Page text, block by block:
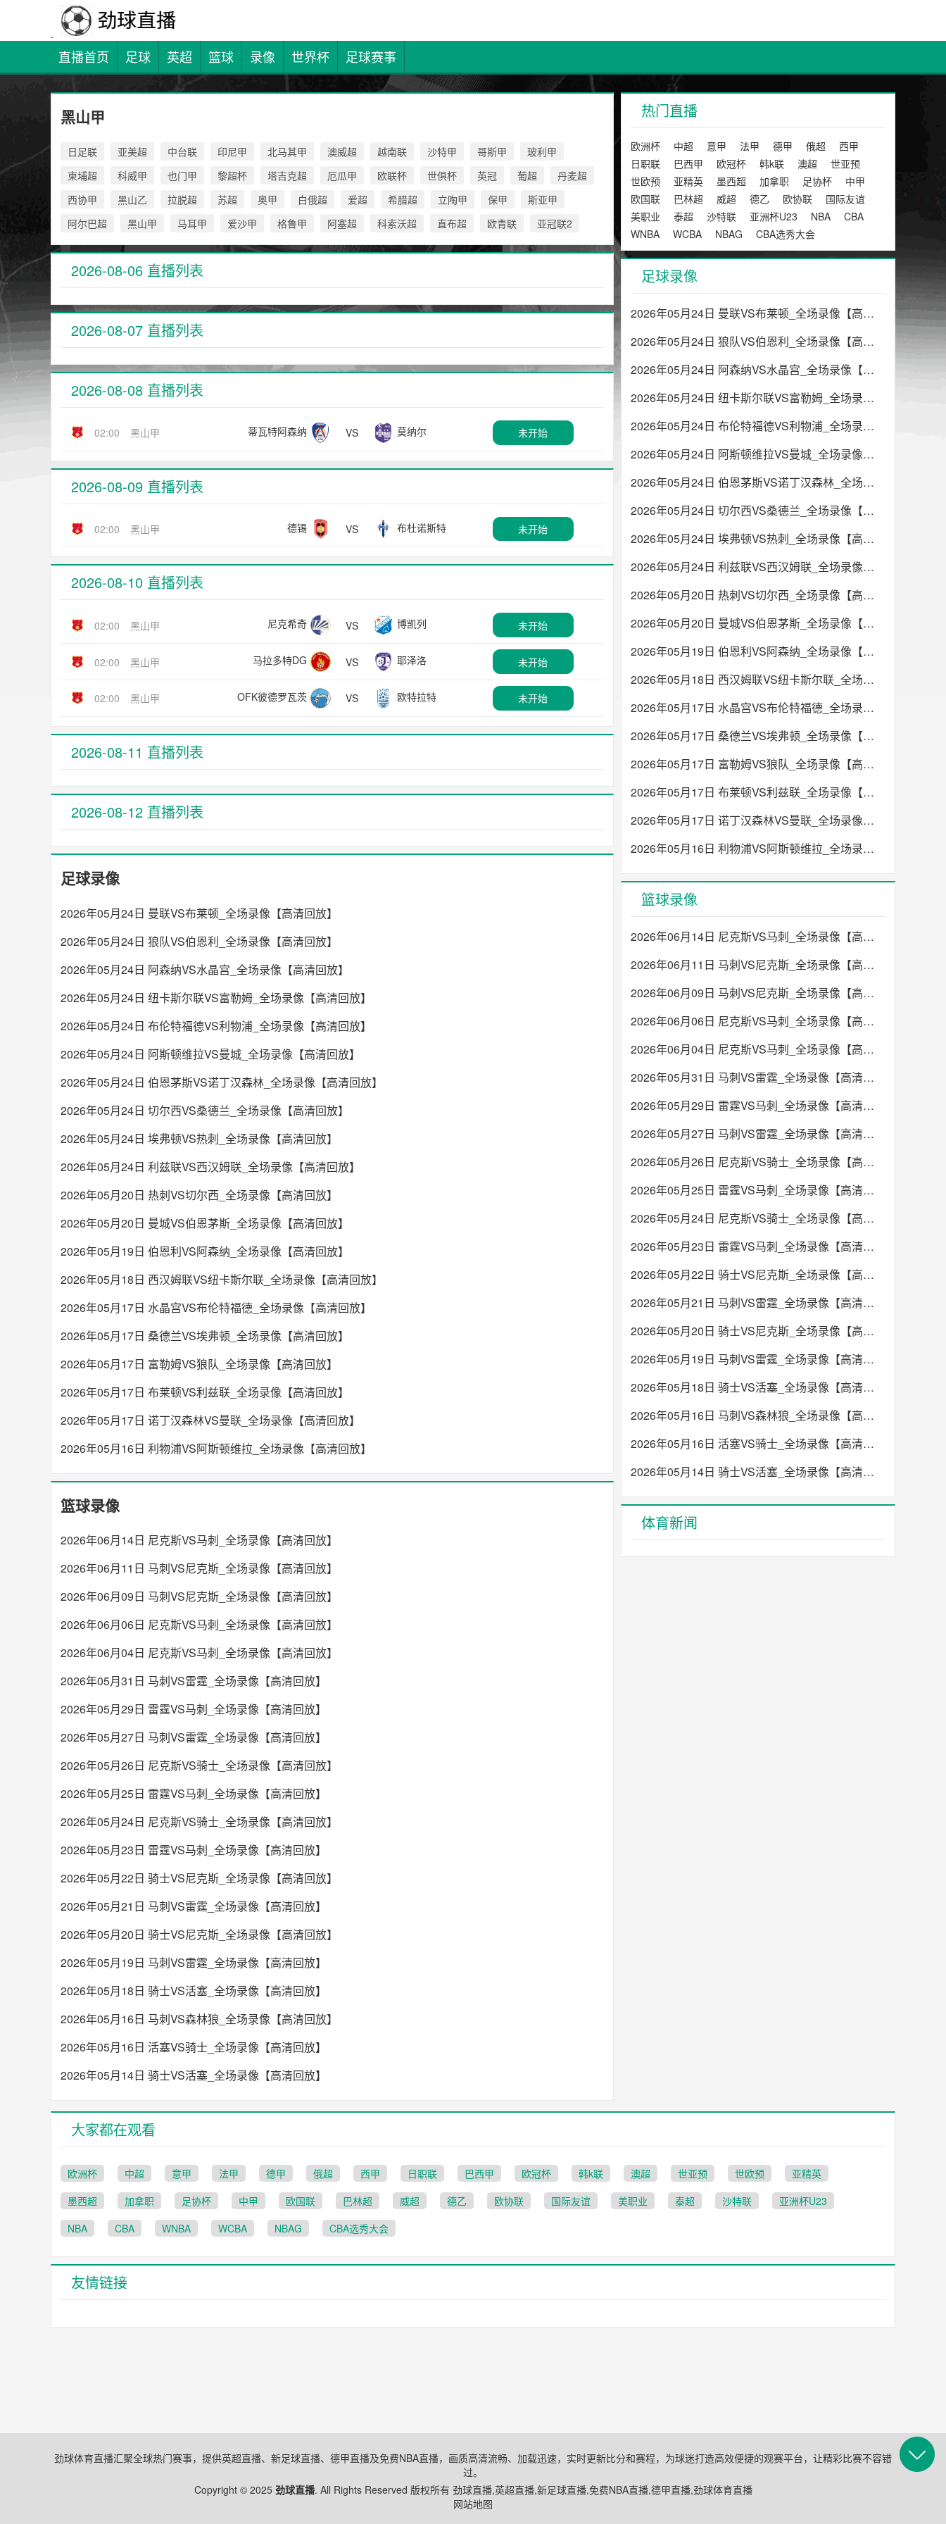
直播首页 足球 英超 篮球 录像 世界杯 足球赛事
黑山甲
日足联 亚美超 中台联 印尼甲 北马其甲 澳威超 越南联 沙特甲 哥斯甲
玻利甲
柬埔超
科威甲 也门甲 黎超杯 塔吉克超 厄瓜甲 欧联杯 世俱杯 英冠 葡超
丹麦超
西协甲
黑山乙 拉脱超 苏超 奥甲 白俄超 爱超 希腊超 立陶甲 保甲
斯亚甲
阿尔巴超
黑山甲 马耳甲 爱沙甲 格鲁甲 阿塞超 科索沃超 直布超 欧青联 亚冠联2
2026-08-06 直播列表
2026-08-07 直播列表
2026-08-08 直播列表
02:00 黑山甲 蒂瓦特阿森纳 VS 莫纳尔 未开始
2026-08-09 直播列表
02:00 黑山甲 德锡 VS 布杜诺斯特 未开始
2026-08-10 直播列表
02:00 黑山甲 尼克希奇 VS 博凯列 未开始
02:00 黑山甲 马拉多特DG VS 耶泽洛 未开始
02:00 黑山甲 OFK彼德罗瓦茨 VS 欧特拉特 未开始
2026-08-11 直播列表
2026-08-12 直播列表
足球录像
2026年05月24日 曼联VS布莱顿_全场录像【高清回放】
2026年05月24日 狼队VS伯恩利_全场录像【高清回放】
2026年05月24日 阿森纳VS水晶宫_全场录像【高清回放】
2026年05月24日 纽卡斯尔联VS富勒姆_全场录像【高清回放】
2026年05月24日 布伦特福德VS利物浦_全场录像【高清回放】
2026年05月24日 阿斯顿维拉VS曼城_全场录像【高清回放】
2026年05月24日 伯恩茅斯VS诺丁汉森林_全场录像【高清回放】
2026年05月24日 切尔西VS桑德兰_全场录像【高清回放】
2026年05月24日 埃弗顿VS热刺_全场录像【高清回放】
2026年05月24日 利兹联VS西汉姆联_全场录像【高清回放】
2026年05月20日 热刺VS切尔西_全场录像【高清回放】
2026年05月20日 曼城VS伯恩茅斯_全场录像【高清回放】
2026年05月19日 伯恩利VS阿森纳_全场录像【高清回放】
2026年05月18日 西汉姆联VS纽卡斯尔联_全场录像【高清回放】
2026年05月17日 水晶宫VS布伦特福德_全场录像【高清回放】
2026年05月17日 桑德兰VS埃弗顿_全场录像【高清回放】
2026年05月17日 富勒姆VS狼队_全场录像【高清回放】
2026年05月17日 布莱顿VS利兹联_全场录像【高清回放】
2026年05月17日 诺丁汉森林VS曼联_全场录像【高清回放】
2026年05月16日 利物浦VS阿斯顿维拉_全场录像【高清回放】
篮球录像
2026年06月14日 尼克斯VS马刺_全场录像【高清回放】
2026年06月11日 马刺VS尼克斯_全场录像【高清回放】
2026年06月09日 马刺VS尼克斯_全场录像【高清回放】
2026年06月06日 尼克斯VS马刺_全场录像【高清回放】
2026年06月04日 尼克斯VS马刺_全场录像【高清回放】
2026年05月31日 马刺VS雷霆_全场录像【高清回放】
2026年05月29日 雷霆VS马刺_全场录像【高清回放】
2026年05月27日 马刺VS雷霆_全场录像【高清回放】
2026年05月26日 尼克斯VS骑士_全场录像【高清回放】
2026年05月25日 雷霆VS马刺_全场录像【高清回放】
2026年05月24日 尼克斯VS骑士_全场录像【高清回放】
2026年05月23日 雷霆VS马刺_全场录像【高清回放】
2026年05月22日 骑士VS尼克斯_全场录像【高清回放】
2026年05月21日 马刺VS雷霆_全场录像【高清回放】
2026年05月20日 骑士VS尼克斯_全场录像【高清回放】
2026年05月19日 马刺VS雷霆_全场录像【高清回放】
2026年05月18日 骑士VS活塞_全场录像【高清回放】
2026年05月16日 马刺VS森林狼_全场录像【高清回放】
2026年05月16日 活塞VS骑士_全场录像【高清回放】
2026年05月14日 骑士VS活塞_全场录像【高清回放】
热门直播
欧洲杯 中超 意甲 法甲 德甲 俄超
西甲
日职联
巴西甲 欧冠杯 韩k联 澳超
世亚预
世欧预
亚精英 墨西超 加拿职 足协杯
中甲
欧国联
巴林超 威超 德乙 欧协联
国际友谊
美职业
泰超 沙特联 亚洲杯U23 NBA
CBA
WNBA
WCBA NBAG CBA选秀大会
足球录像
2026年05月24日 曼联VS布莱顿_全场录像【高清回放】
2026年05月24日 狼队VS伯恩利_全场录像【高清回放】
2026年05月24日 阿森纳VS水晶宫_全场录像【高清回放】
2026年05月24日 纽卡斯尔联VS富勒姆_全场录像【高清回放】
2026年05月24日 布伦特福德VS利物浦_全场录像【高清回放】
2026年05月24日 阿斯顿维拉VS曼城_全场录像【高清回放】
2026年05月24日 伯恩茅斯VS诺丁汉森林_全场录像【高清回放】
2026年05月24日 切尔西VS桑德兰_全场录像【高清回放】
2026年05月24日 埃弗顿VS热刺_全场录像【高清回放】
2026年05月24日 利兹联VS西汉姆联_全场录像【高清回放】
2026年05月20日 热刺VS切尔西_全场录像【高清回放】
2026年05月20日 曼城VS伯恩茅斯_全场录像【高清回放】
2026年05月19日 伯恩利VS阿森纳_全场录像【高清回放】
2026年05月18日 西汉姆联VS纽卡斯尔联_全场录像【高清回放】
2026年05月17日 水晶宫VS布伦特福德_全场录像【高清回放】
2026年05月17日 桑德兰VS埃弗顿_全场录像【高清回放】
2026年05月17日 富勒姆VS狼队_全场录像【高清回放】
2026年05月17日 布莱顿VS利兹联_全场录像【高清回放】
2026年05月17日 诺丁汉森林VS曼联_全场录像【高清回放】
2026年05月16日 利物浦VS阿斯顿维拉_全场录像【高清回放】
篮球录像
2026年06月14日 尼克斯VS马刺_全场录像【高清回放】
2026年06月11日 马刺VS尼克斯_全场录像【高清回放】
2026年06月09日 马刺VS尼克斯_全场录像【高清回放】
2026年06月06日 尼克斯VS马刺_全场录像【高清回放】
2026年06月04日 尼克斯VS马刺_全场录像【高清回放】
2026年05月31日 马刺VS雷霆_全场录像【高清回放】
2026年05月29日 雷霆VS马刺_全场录像【高清回放】
2026年05月27日 马刺VS雷霆_全场录像【高清回放】
2026年05月26日 尼克斯VS骑士_全场录像【高清回放】
2026年05月25日 雷霆VS马刺_全场录像【高清回放】
2026年05月24日 尼克斯VS骑士_全场录像【高清回放】
2026年05月23日 雷霆VS马刺_全场录像【高清回放】
2026年05月22日 骑士VS尼克斯_全场录像【高清回放】
2026年05月21日 马刺VS雷霆_全场录像【高清回放】
2026年05月20日 骑士VS尼克斯_全场录像【高清回放】
2026年05月19日 马刺VS雷霆_全场录像【高清回放】
2026年05月18日 骑士VS活塞_全场录像【高清回放】
2026年05月16日 马刺VS森林狼_全场录像【高清回放】
2026年05月16日 活塞VS骑士_全场录像【高清回放】
2026年05月14日 骑士VS活塞_全场录像【高清回放】
体育新闻
大家都在观看
欧洲杯 中超 意甲 法甲 德甲 俄超 西甲 日职联 巴西甲 欧冠杯 韩k联 澳超 世亚预 世欧预
亚精英
墨西超
加拿职 足协杯 中甲 欧国联 巴林超 威超 德乙 欧协联 国际友谊 美职业 泰超 沙特联
亚洲杯U23
NBA
CBA WNBA WCBA NBAG CBA选秀大会
友情链接
劲球体育直播汇聚全球热门赛事，提供英超直播、新足球直播、德甲直播及免费NBA直播，画质高清流畅、加载迅速，实时更新比分和赛程，为球迷打造高效便捷的观赛平台，让精彩比赛不容错
过。
Copyright © 2025 劲球直播. All Rights Reserved 版权所有 劲球直播,英超直播,新足球直播,免费NBA直播,德甲直播,劲球体育直播
网站地图